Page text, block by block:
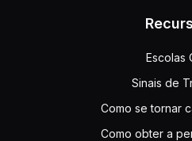
Escolas
Sinais de
Como se tornar
Como obter a